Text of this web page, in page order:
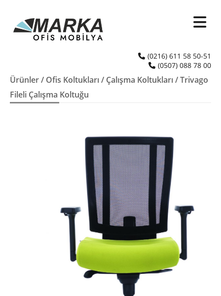
(0216) 611 58 50-51
(0507) 088 78 00
Ürünler/ Ofis Koltukları/ Çalışma Koltukları/ Trivago
Fileli Çalışma Koltuğu